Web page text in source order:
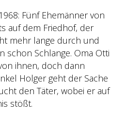
Fünf Ehemänner von
auf dem Friedhof, der
mehr lange durch und
schon Schlange. Oma Otti
ihnen, doch dann
Holger geht der Sache
den Täter, wobei er auf
stößt.